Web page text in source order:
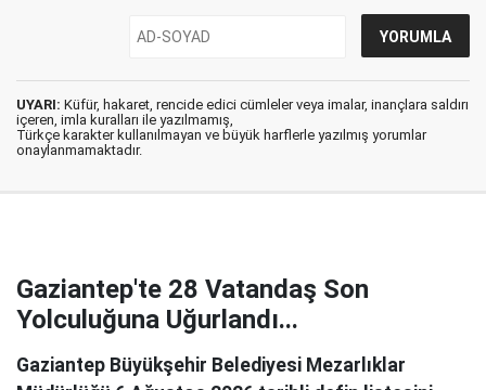
UYARI: Küfür, hakaret, rencide edici cümleler veya imalar, inançlara saldırı
içeren, imla kuralları ile yazılmamış,
Türkçe karakter kullanılmayan ve büyük harflerle yazılmış yorumlar
onaylanmamaktadır.
Gaziantep'te 28 Vatandaş Son
Yolculuğuna Uğurlandı...
Gaziantep Büyükşehir Belediyesi Mezarlıklar